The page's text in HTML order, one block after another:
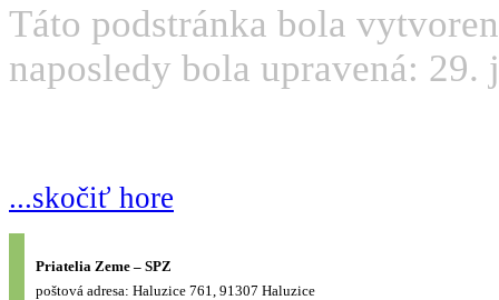
Táto podstránka bola
naposledy bola upravená:
...skočiť hore
Priatelia Zeme – SPZ
poštová adresa: Haluzice 761, 91307 Haluzice